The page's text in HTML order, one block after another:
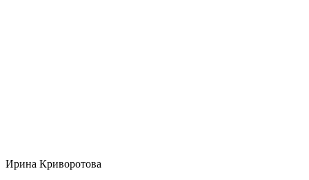
Ирина Криворотова